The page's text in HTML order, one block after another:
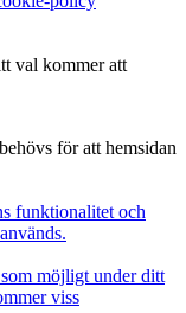
val kommer att
för att hemsidan
funktionalitet och
möjligt under ditt
viss